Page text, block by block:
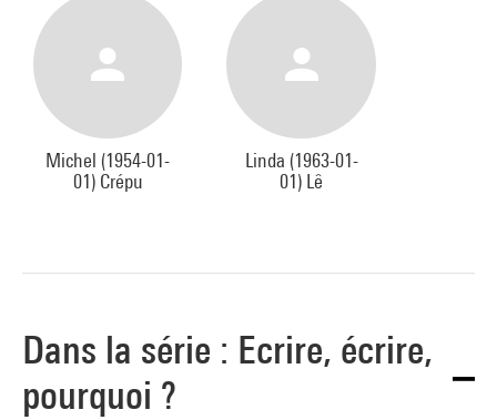
Michel (1954-01-
01) Crépu
Linda (1963-01-
01) Lê
Dans la série : Ecrire, écrire,
pourquoi ?